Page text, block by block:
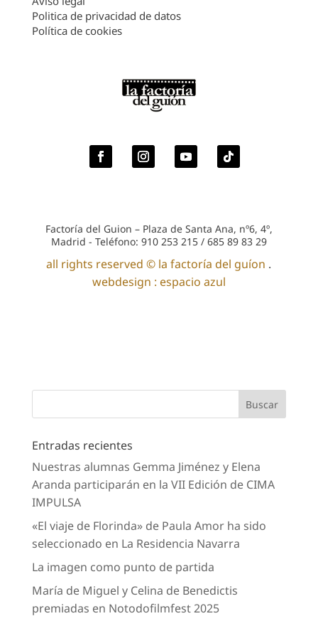
Politica de privacidad de datos
Política de cookies
Factoría del Guion – Plaza de Santa Ana, nº6, 4º,
Madrid - Teléfono: 910 253 215 / 685 89 83 29
all rights reserved © la factoría del guíon .
webdesign : espacio azul
Entradas recientes
Nuestras alumnas Gemma Jiménez y Elena
Aranda participarán en la VII Edición de CIMA
IMPULSA
«El viaje de Florinda» de Paula Amor ha sido
seleccionado en La Residencia Navarra
La imagen como punto de partida
María de Miguel y Celina de Benedictis
premiadas en Notodofilmfest 2025